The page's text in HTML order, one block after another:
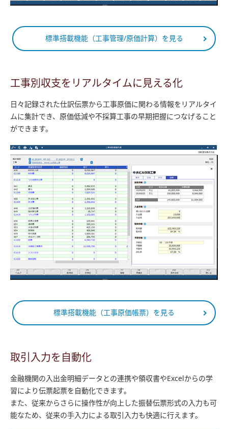
標準搭載機能（工事管理/原価計算）を見る
工事別収支をリアルタイムに見える化
日々記録された仕訳伝票から工事原価に関わる情報をリアルタイ
ムに集計でき、原価低減や不採算工事の早期把握につなげること
ができます。
標準搭載機能（工事原価帳票）を見る
取引入力を自動化
金融機関の入出金明細データとの連携や領収書やExcelからの学
習により伝票起票を自動化できます。
また、従来からさらに操作性が向上した振替伝票形式の入力も可
能なため、従来の手入力による取引入力も快適に行えます。